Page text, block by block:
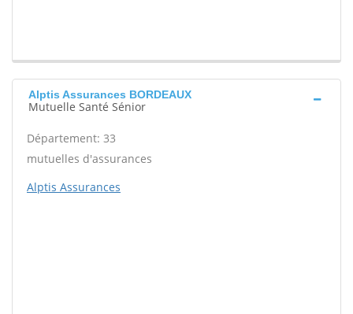
Alptis Assurances BORDEAUX
Mutuelle Santé Sénior
Département: 33
mutuelles d'assurances
Alptis Assurances